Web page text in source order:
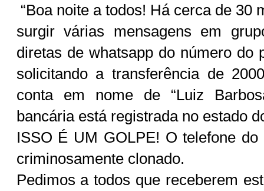
“Boa noite a todos! Há cerca de 30
surgir várias mensagens em
diretas de whatsapp do número do
solicitando a transferência de
conta em nome de “Luiz
bancária está registrada no estado
ISSO É UM GOLPE! O telefone
criminosamente clonado.
Pedimos a todos que receberem